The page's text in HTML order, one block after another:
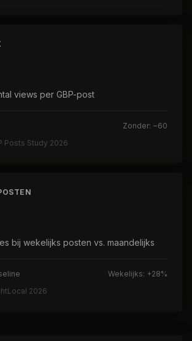
views per GBP-post
Zonder: ~60
Posts Study 2026
bij wekelijks posten vs. maandelijks
Wekelijks: +28%
2026